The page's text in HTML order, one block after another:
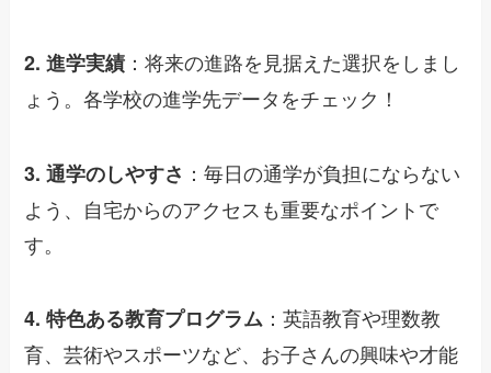
2. 進学実績 ：将来の進路を見据えた選択をしまし
ょう。各学校の進学先データをチェック！
3. 通学のしやすさ ：毎日の通学が負担にならない
よう、自宅からのアクセスも重要なポイントで
す。
4. 特色ある教育プログラム ：英語教育や理数教
育、芸術やスポーツなど、お子さんの興味や才能